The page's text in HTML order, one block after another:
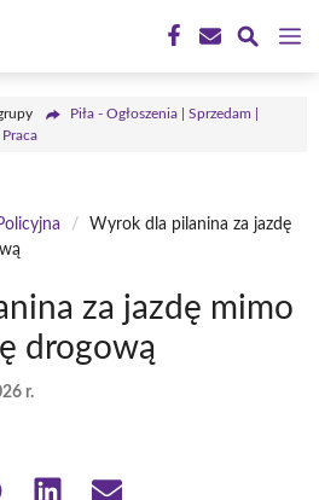
Piła - Ogłoszenia | Sprzedam |
/
Wyrok dla pilanina za jazdę
za jazdę mimo
drogową
r.